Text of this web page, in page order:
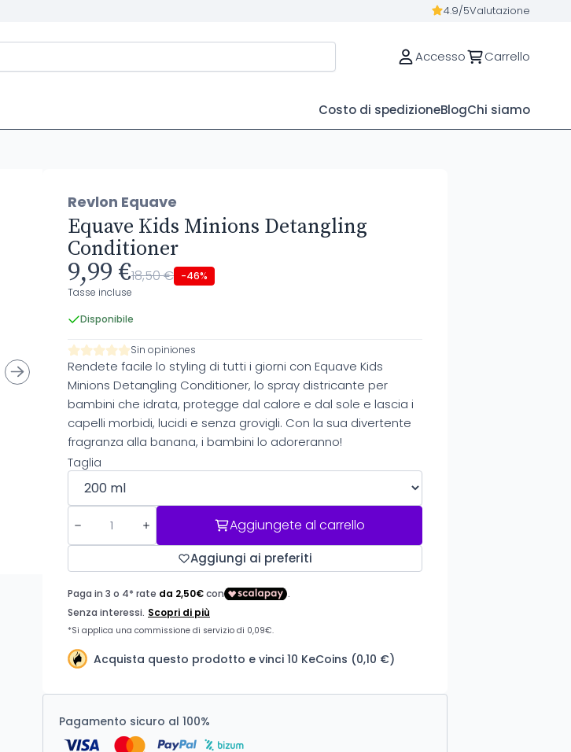
4.9/5Valutazione
Accesso Carrello
Costo di spedizioneBlogChi siamo
Revlon Equave
Equave Kids Minions Detangling
Conditioner
9,99 €18,50 € -46%
Tasse incluse
Disponibile
Sin opiniones
Rendete facile lo styling di tutti i giorni con Equave Kids
Minions Detangling Conditioner, lo spray districante per
bambini che idrata, protegge dal calore e dal sole e lascia i
capelli morbidi, lucidi e senza grovigli. Con la sua divertente
fragranza alla banana, i bambini lo adoreranno!
Taglia
Aggiungete al carrello
Aggiungi ai preferiti
Acquista questo prodotto e vinci 10 KeCoins (0,10 €)
Pagamento sicuro al 100%